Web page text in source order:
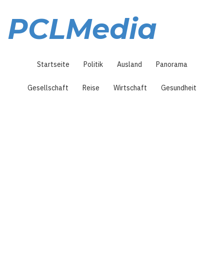
Inhalt
PCLMedia
Startseite Politik Ausland Panorama
Gesellschaft Reise Wirtschaft Gesundheit